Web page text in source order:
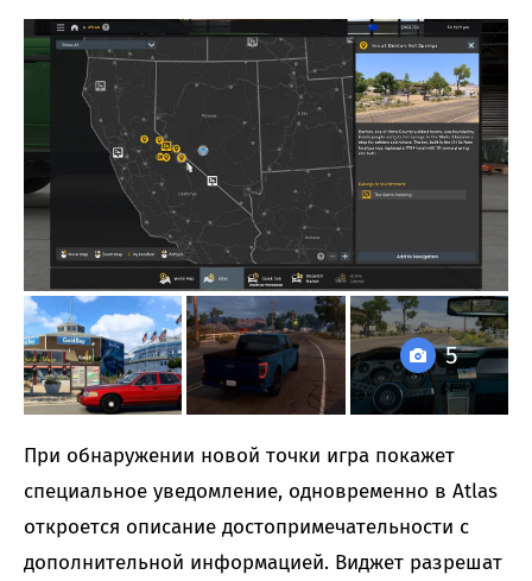
5
При обнаружении новой точки игра покажет
специальное уведомление, одновременно в Atlas
откроется описание достопримечательности с
дополнительной информацией. Виджет разрешат